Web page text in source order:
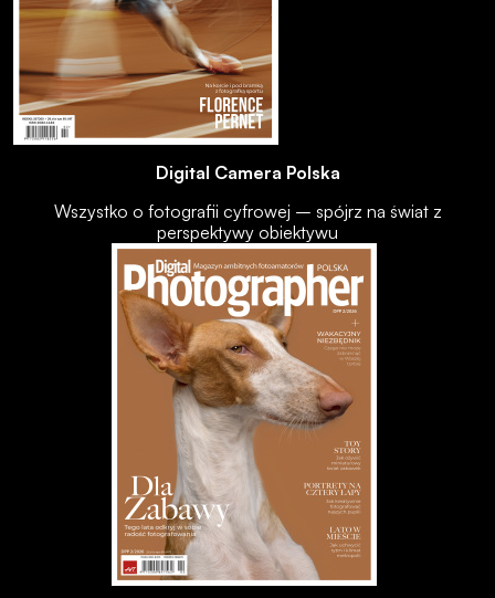
Digital Camera Polska
Wszystko o fotografii cyfrowej – spójrz na świat z
perspektywy obiektywu